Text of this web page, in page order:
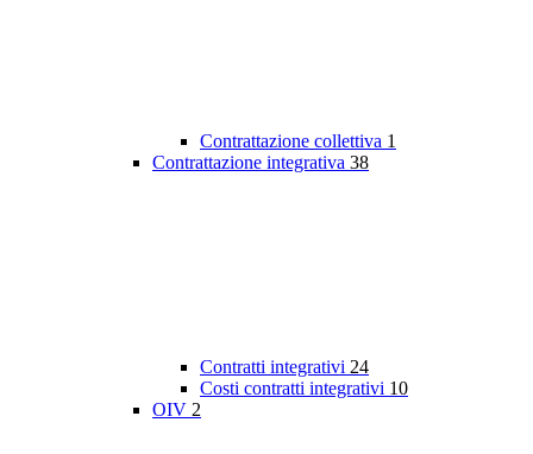
Contrattazione collettiva 1
Contrattazione integrativa 38
Contratti integrativi 24
Costi contratti integrativi 10
OIV 2